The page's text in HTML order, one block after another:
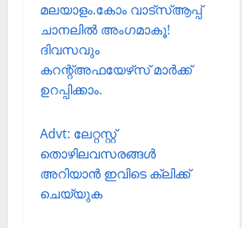
മലയാളം.കോം വാട്‌സ്ആപ്പ്
ചാനലില്‍ അംഗമാകൂ!
ദിവസവും
കറന്റ്അഫയേഴ്‌സ് മാര്‍ക്ക്
ഉറപ്പിക്കാം.
Advt: ലേറ്റസ്റ്റ്
തൊഴിലവസരങ്ങള്‍
അറിയാന്‍ ഇവിടെ ക്ലിക്ക്
ചെയ്യുക